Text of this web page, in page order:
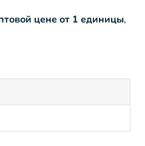
цене от 1 единицы,